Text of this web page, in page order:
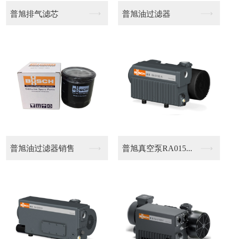
莱宝排气滤芯 莱宝排气滤芯
莱宝排气滤芯 双级泵排气总成